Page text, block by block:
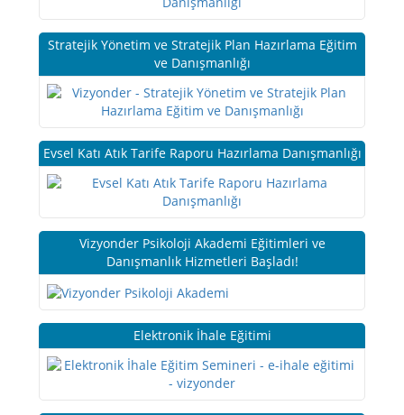
Stratejik Yönetim ve Stratejik Plan Hazırlama Eğitim
ve Danışmanlığı
Evsel Katı Atık Tarife Raporu Hazırlama Danışmanlığı
Vizyonder Psikoloji Akademi Eğitimleri ve
Danışmanlık Hizmetleri Başladı!
Elektronik İhale Eğitimi